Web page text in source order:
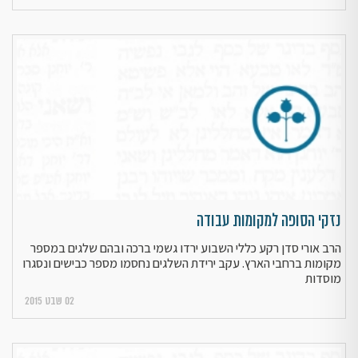
נזקי הסופה למקומות עבודה
הרב אורי סדן רקע כללי השבוע ירדו גשמי ברכה ובהם שלגים במספר
מקומות ברחבי הארץ. עקב ירידת השלגים נחסמו מספר כבישים ונסגרו
מוסדות
02 שבט 2015